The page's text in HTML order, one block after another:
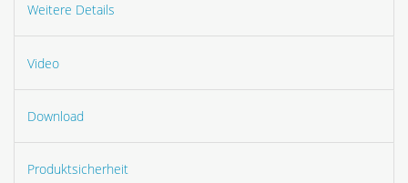
Weitere Details
Video
Download
Produktsicherheit